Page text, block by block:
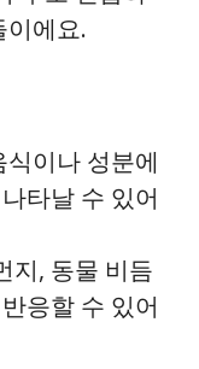
이에요.
식이나 성분에
타날 수 있어
지, 동물 비듬
응할 수 있어